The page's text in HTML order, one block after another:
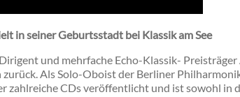
in seiner Geburtsstadt bei Klassik am See
und mehrfache Echo-Klassik-
Als Solo-Oboist der Berliner
zahlreiche CDs veröffentlicht und ist sowohl in